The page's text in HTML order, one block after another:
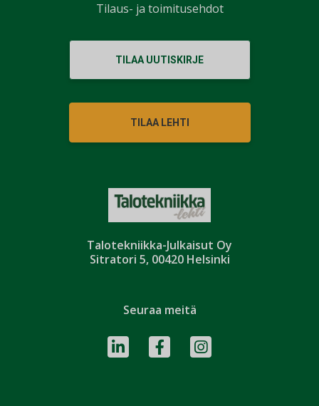
Talotekniikka-Julkaisut Oy
Sitratori 5, 00420 Helsinki
TILAA UUTISKIRJE
TILAA LEHTI
Seuraa meitä
Tilaus- ja toimitusehdot